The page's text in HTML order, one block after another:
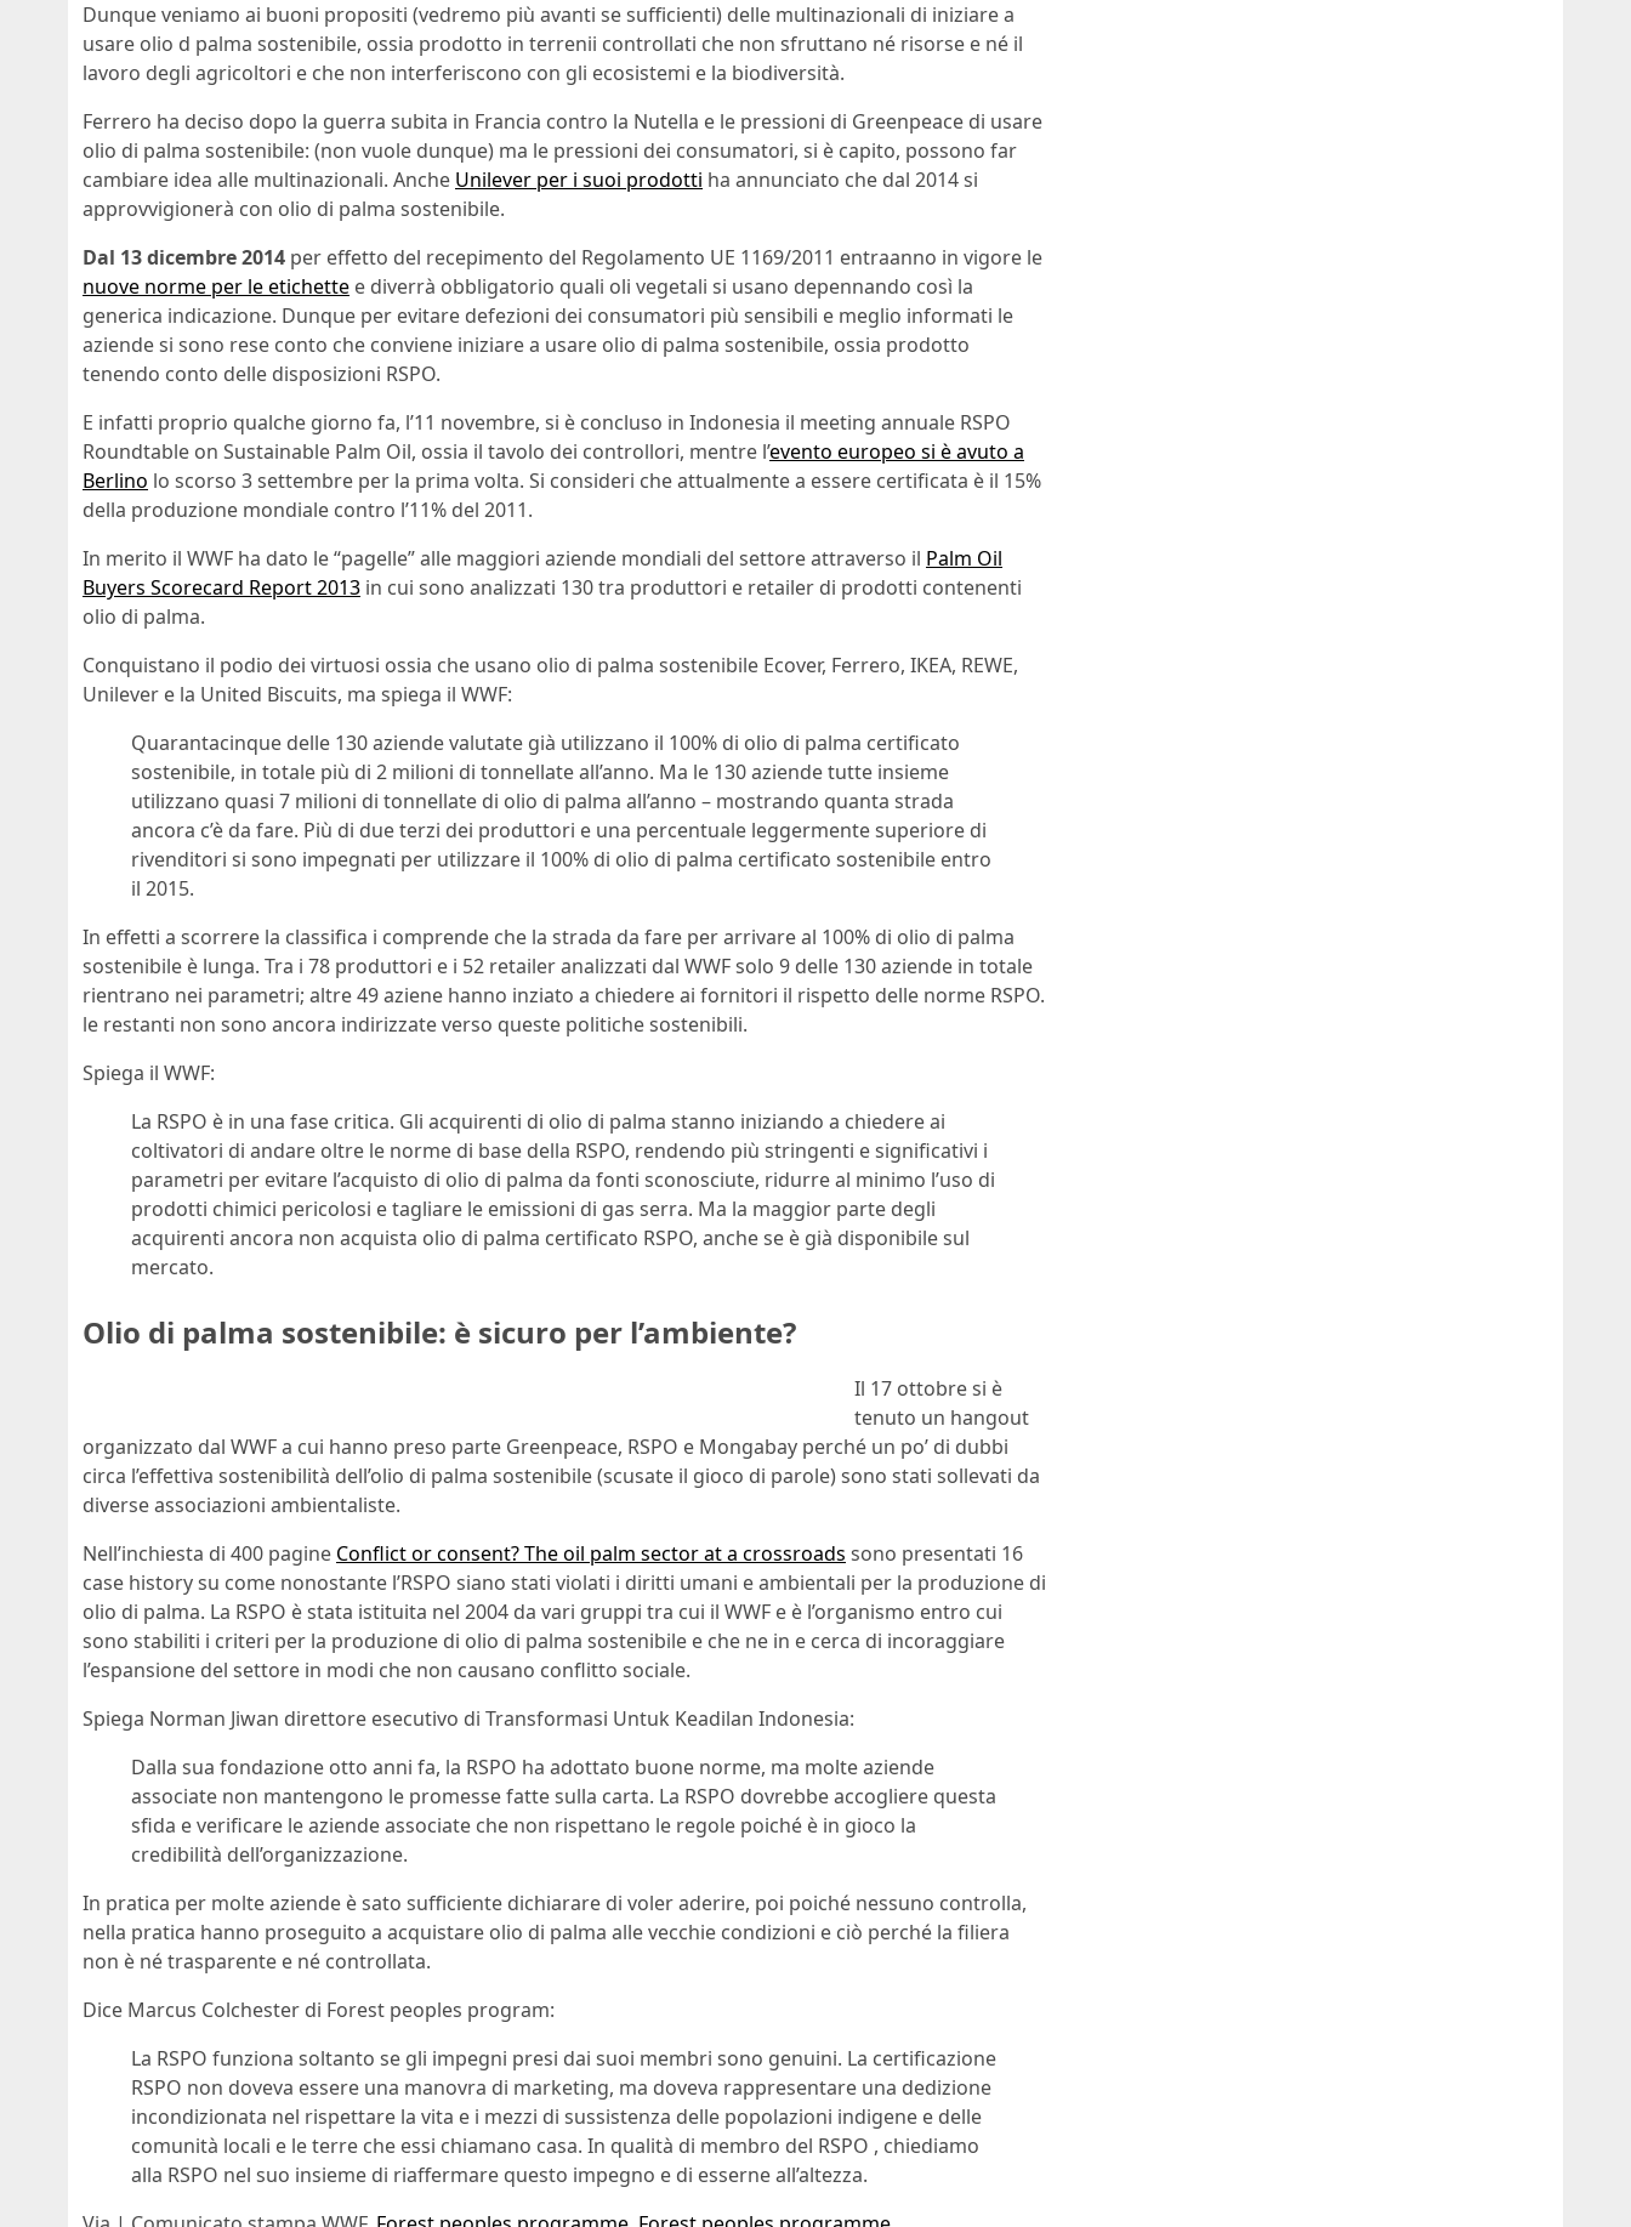
Dunque veniamo ai buoni propositi (vedremo più avanti se sufficienti) delle multinazionali di iniziare a
usare olio d palma sostenibile, ossia prodotto in terrenii controllati che non sfruttano né risorse e né il
lavoro degli agricoltori e che non interferiscono con gli ecosistemi e la biodiversità.
Ferrero ha deciso dopo la guerra subita in Francia contro la Nutella e le pressioni di Greenpeace di usare
olio di palma sostenibile: (non vuole dunque) ma le pressioni dei consumatori, si è capito, possono far
cambiare idea alle multinazionali. Anche Unilever per i suoi prodotti ha annunciato che dal 2014 si
approvvigionerà con olio di palma sostenibile.
Dal 13 dicembre 2014 per effetto del recepimento del Regolamento UE 1169/2011 entraanno in vigore le
nuove norme per le etichette e diverrà obbligatorio quali oli vegetali si usano depennando così la
generica indicazione. Dunque per evitare defezioni dei consumatori più sensibili e meglio informati le
aziende si sono rese conto che conviene iniziare a usare olio di palma sostenibile, ossia prodotto
tenendo conto delle disposizioni RSPO.
E infatti proprio qualche giorno fa, l’11 novembre, si è concluso in Indonesia il meeting annuale RSPO
Roundtable on Sustainable Palm Oil, ossia il tavolo dei controllori, mentre l’evento europeo si è avuto a
Berlino lo scorso 3 settembre per la prima volta. Si consideri che attualmente a essere certificata è il 15%
della produzione mondiale contro l’11% del 2011.
In merito il WWF ha dato le “pagelle” alle maggiori aziende mondiali del settore attraverso il Palm Oil
Buyers Scorecard Report 2013 in cui sono analizzati 130 tra produttori e retailer di prodotti contenenti
olio di palma.
Conquistano il podio dei virtuosi ossia che usano olio di palma sostenibile Ecover, Ferrero, IKEA, REWE,
Unilever e la United Biscuits, ma spiega il WWF:
Quarantacinque delle 130 aziende valutate già utilizzano il 100% di olio di palma certificato
sostenibile, in totale più di 2 milioni di tonnellate all’anno. Ma le 130 aziende tutte insieme
utilizzano quasi 7 milioni di tonnellate di olio di palma all’anno – mostrando quanta strada
ancora c’è da fare. Più di due terzi dei produttori e una percentuale leggermente superiore di
rivenditori si sono impegnati per utilizzare il 100% di olio di palma certificato sostenibile entro
il 2015.
In effetti a scorrere la classifica i comprende che la strada da fare per arrivare al 100% di olio di palma
sostenibile è lunga. Tra i 78 produttori e i 52 retailer analizzati dal WWF solo 9 delle 130 aziende in totale
rientrano nei parametri; altre 49 aziene hanno inziato a chiedere ai fornitori il rispetto delle norme RSPO.
le restanti non sono ancora indirizzate verso queste politiche sostenibili.
Spiega il WWF:
La RSPO è in una fase critica. Gli acquirenti di olio di palma stanno iniziando a chiedere ai
coltivatori di andare oltre le norme di base della RSPO, rendendo più stringenti e significativi i
parametri per evitare l’acquisto di olio di palma da fonti sconosciute, ridurre al minimo l’uso di
prodotti chimici pericolosi e tagliare le emissioni di gas serra. Ma la maggior parte degli
acquirenti ancora non acquista olio di palma certificato RSPO, anche se è già disponibile sul
mercato.
Olio di palma sostenibile: è sicuro per l’ambiente?
Il 17 ottobre si è
tenuto un hangout
organizzato dal WWF a cui hanno preso parte Greenpeace, RSPO e Mongabay perché un po’ di dubbi
circa l’effettiva sostenibilità dell’olio di palma sostenibile (scusate il gioco di parole) sono stati sollevati da
diverse associazioni ambientaliste.
Nell’inchiesta di 400 pagine Conflict or consent? The oil palm sector at a crossroads sono presentati 16
case history su come nonostante l’RSPO siano stati violati i diritti umani e ambientali per la produzione di
olio di palma. La RSPO è stata istituita nel 2004 da vari gruppi tra cui il WWF e è l’organismo entro cui
sono stabiliti i criteri per la produzione di olio di palma sostenibile e che ne in e cerca di incoraggiare
l’espansione del settore in modi che non causano conflitto sociale.
Spiega Norman Jiwan direttore esecutivo di Transformasi Untuk Keadilan Indonesia:
Dalla sua fondazione otto anni fa, la RSPO ha adottato buone norme, ma molte aziende
associate non mantengono le promesse fatte sulla carta. La RSPO dovrebbe accogliere questa
sfida e verificare le aziende associate che non rispettano le regole poiché è in gioco la
credibilità dell’organizzazione.
In pratica per molte aziende è sato sufficiente dichiarare di voler aderire, poi poiché nessuno controlla,
nella pratica hanno proseguito a acquistare olio di palma alle vecchie condizioni e ciò perché la filiera
non è né trasparente e né controllata.
Dice Marcus Colchester di Forest peoples program:
La RSPO funziona soltanto se gli impegni presi dai suoi membri sono genuini. La certificazione
RSPO non doveva essere una manovra di marketing, ma doveva rappresentare una dedizione
incondizionata nel rispettare la vita e i mezzi di sussistenza delle popolazioni indigene e delle
comunità locali e le terre che essi chiamano casa. In qualità di membro del RSPO , chiediamo
alla RSPO nel suo insieme di riaffermare questo impegno e di esserne all’altezza.